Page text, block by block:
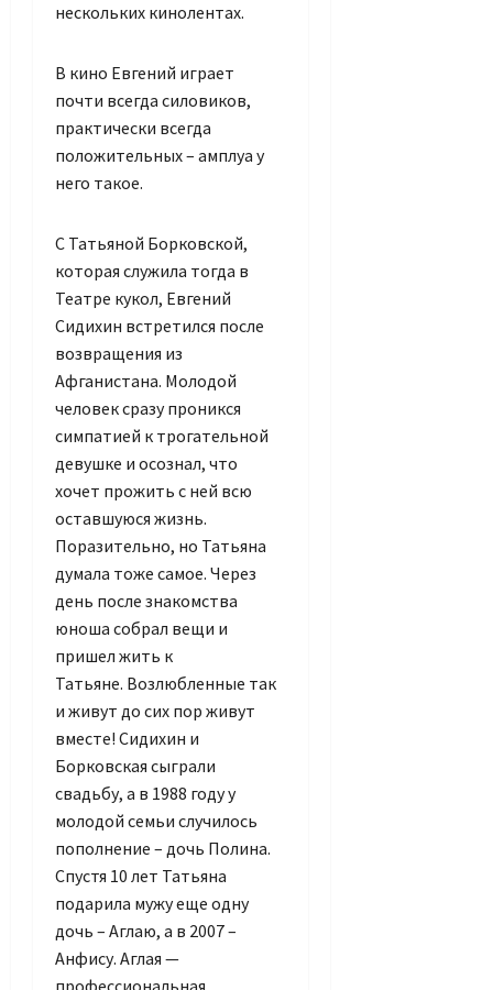
нескольких кинолентах.
В кино Евгений играет
почти всегда силовиков,
практически всегда
положительных – амплуа у
него такое.
С Татьяной Борковской,
которая служила тогда в
Театре кукол, Евгений
Сидихин встретился после
возвращения из
Афганистана. Молодой
человек сразу проникся
симпатией к трогательной
девушке и осознал, что
хочет прожить с ней всю
оставшуюся жизнь.
Поразительно, но Татьяна
думала тоже самое. Через
день после знакомства
юноша собрал вещи и
пришел жить к
Татьяне. Возлюбленные так
и живут до сих пор живут
вместе! Сидихин и
Борковская сыграли
свадьбу, а в 1988 году у
молодой семьи случилось
пополнение – дочь Полина.
Спустя 10 лет Татьяна
подарила мужу еще одну
дочь – Аглаю, а в 2007 –
Анфису. Аглая —